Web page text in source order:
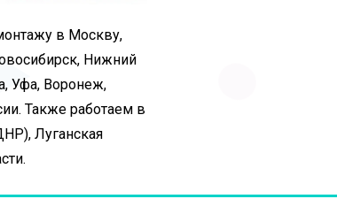
в Москву,
Нижний
Уфа, Воронеж,
Также работаем в
Луганская